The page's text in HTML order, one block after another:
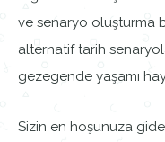
ve senaryo oluşturma
alternatif tarih
gezegende yaşamı
Sizin en hoşunuza